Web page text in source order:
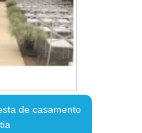
de casamento